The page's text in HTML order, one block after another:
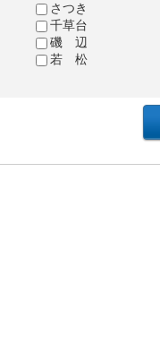
さつき
千草台
磯 辺
若 松